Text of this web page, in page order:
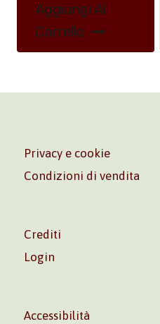
Aggiungi Al
Carrello
Privacy e cookie
Condizioni di vendita
Crediti
Login
Accessibilità